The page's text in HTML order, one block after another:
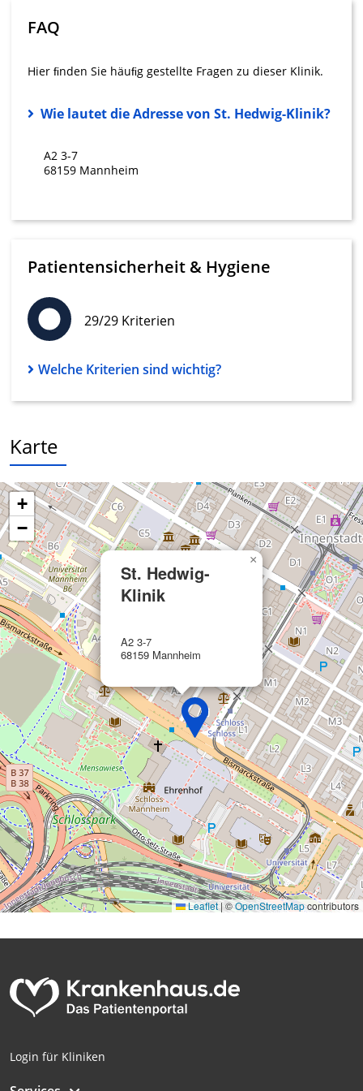
FAQ
Hier ﬁnden Sie häuﬁg gestellte Fragen zu dieser Klinik.
Wie lautet die Adresse von St. Hedwig-Klinik?
A2 3-7
68159 Mannheim
Patientensicherheit & Hygiene
29/29 Kriterien
Welche Kriterien sind wichtig?
Karte
St. Hedwig-
Klinik
A2 3-7
68159 Mannheim
×
+
−
Leaflet|©OpenStreetMapcontributors
Login für Kliniken
Notwendig